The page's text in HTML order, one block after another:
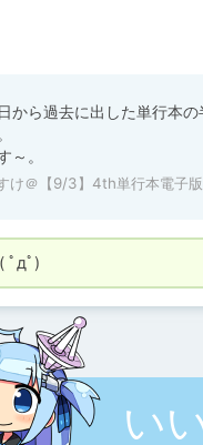
から過去に出した単行本の
～。
け＠【9/3】4th単行本電子
ﾟдﾟ)
い